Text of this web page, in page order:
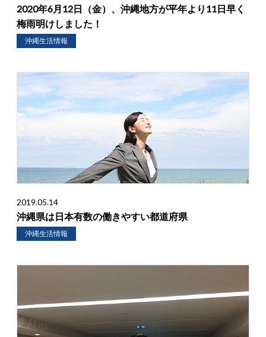
2020年6月12日（金）、沖縄地方が平年より11日早く
梅雨明けしました！
沖縄生活情報
2019.05.14
沖縄県は日本有数の働きやすい都道府県
沖縄生活情報